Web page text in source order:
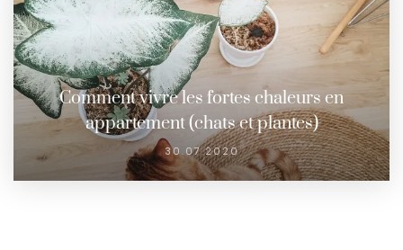
Comment vivre les fortes chaleurs en
appartement (chats et plantes)
30.07.2020